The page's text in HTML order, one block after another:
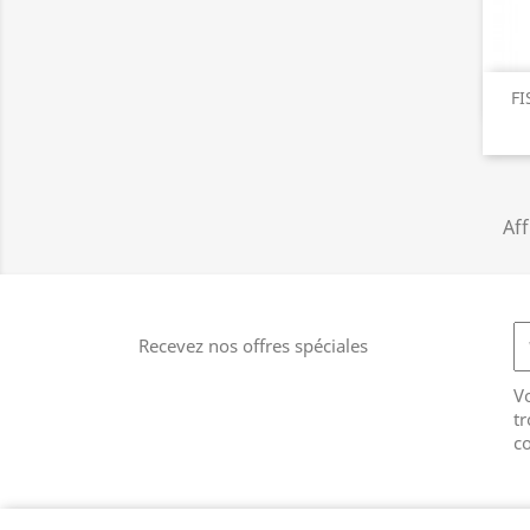
Recevez nos offres spéciales